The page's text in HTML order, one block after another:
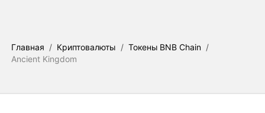
Главная / Криптовалюты / Токены BNB Chain /
Ancient Kingdom